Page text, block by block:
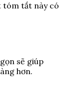
tóm tắt này có
sẽ giúp
hơn.